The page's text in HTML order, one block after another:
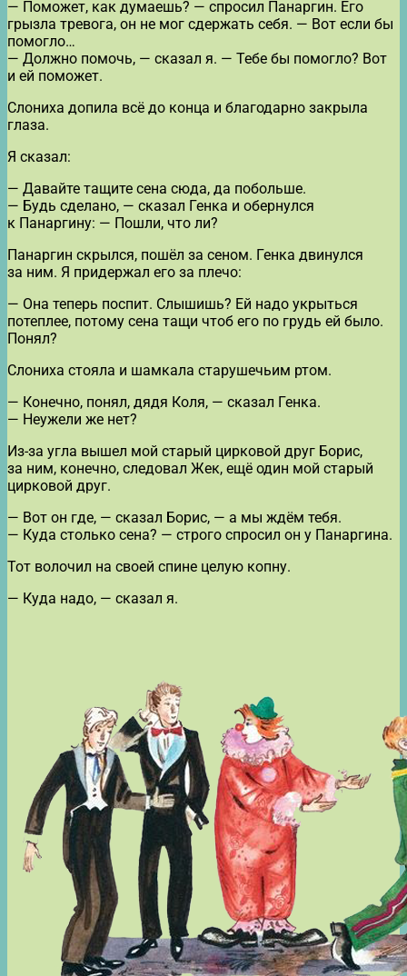
— Поможет, как думаешь? — спросил Панаргин. Его
грызла тревога, он не мог сдержать себя. — Вот если бы
помогло…
— Должно помочь, — сказал я. — Тебе бы помогло? Вот
и ей поможет.
Слониха допила всё до конца и благодарно закрыла
глаза.
Я сказал:
— Давайте тащите сена сюда, да побольше.
— Будь сделано, — сказал Генка и обернулся
к Панаргину: — Пошли, что ли?
Панаргин скрылся, пошёл за сеном. Генка двинулся
за ним. Я придержал его за плечо:
— Она теперь поспит. Слышишь? Ей надо укрыться
потеплее, потому сена тащи чтоб его по грудь ей было.
Понял?
Слониха стояла и шамкала старушечьим ртом.
— Конечно, понял, дядя Коля, — сказал Генка.
— Неужели же нет?
Из-за угла вышел мой старый цирковой друг Борис,
за ним, конечно, следовал Жек, ещё один мой старый
цирковой друг.
— Вот он где, — сказал Борис, — а мы ждём тебя.
— Куда столько сена? — строго спросил он у Панаргина.
Тот волочил на своей спине целую копну.
— Куда надо, — сказал я.